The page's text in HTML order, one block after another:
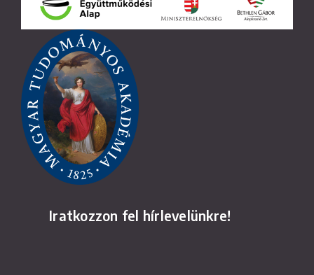
Iratkozzon fel hírlevelünkre!